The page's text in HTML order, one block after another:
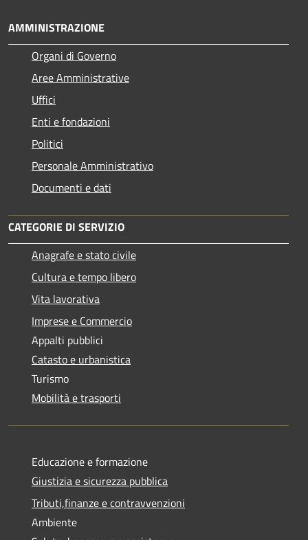
AMMINISTRAZIONE
Organi di Governo
Aree Amministrative
Uffici
Enti e fondazioni
Politici
Personale Amministrativo
Documenti e dati
CATEGORIE DI SERVIZIO
Anagrafe e stato civile
Cultura e tempo libero
Vita lavorativa
Imprese e Commercio
Appalti pubblici
Catasto e urbanistica
Turismo
Mobilità e trasporti
Educazione e formazione
Giustizia e sicurezza pubblica
Tributi,finanze e contravvenzioni
Ambiente